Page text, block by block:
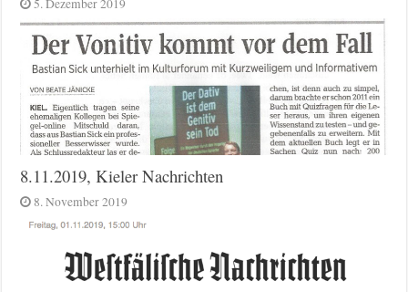
5. Dezember 2019
8.11.2019, Kieler Nachrichten
8. November 2019